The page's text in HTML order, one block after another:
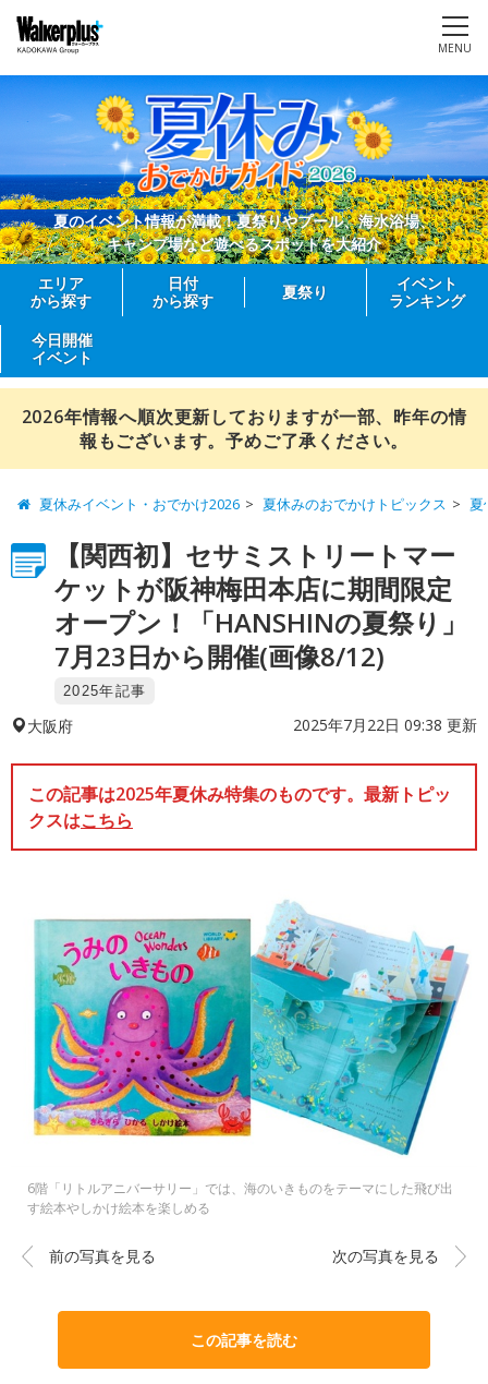
MENU
夏のイベント情報が満載！夏祭りやプール、海水浴場、
キャンプ場など遊べるスポットを大紹介
エリア
から探す
日付
から探す
夏祭り
イベント
ランキング
今日開催
イベント
2026年情報へ順次更新しておりますが一部、昨年の情
報もございます。予めご了承ください。
夏休みイベント・おでかけ2026 夏休みのおでかけトピックス 夏
【関西初】セサミストリートマー
ケットが阪神梅田本店に期間限定
オープン！「HANSHINの夏祭り」
7月23日から開催(画像8/12)
2025年記事
大阪府 2025年7月22日 09:38 更新
この記事は2025年夏休み特集のものです。最新トピッ
クスはこちら
6階「リトルアニバーサリー」では、海のいきものをテーマにした飛び出
す絵本やしかけ絵本を楽しめる
前の写真を見る 次の写真を見る
この記事を読む